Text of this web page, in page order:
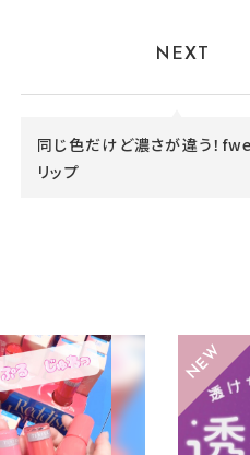
NEXT
同じ色だけど濃さが違う！
リップ